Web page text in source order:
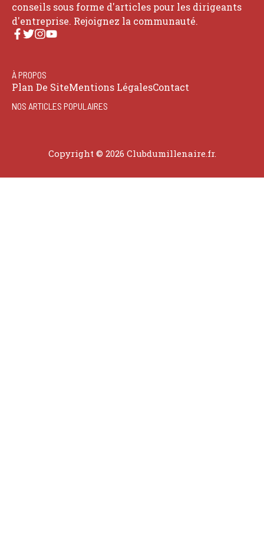
conseils sous forme d'articles pour les dirigeants
d'entreprise. Rejoignez la communauté.
À PROPOS
Plan De SiteMentions LégalesContact
NOS ARTICLES POPULAIRES
Copyright © 2026 Clubdumillenaire.fr.